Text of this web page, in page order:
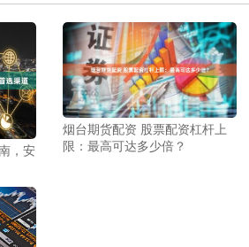
，安
烟台期货配资 股票配资杠杆上
限：最高可达多少倍？